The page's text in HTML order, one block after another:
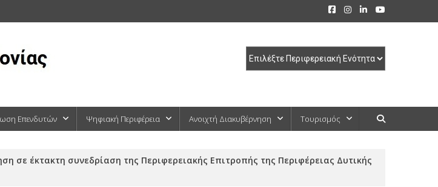
Επενδυτών Ψηφιακή Περιφέρεια Ανοιχτή Διακυβέρνηση Τουρισμός
σε έκτακτη συνεδρίαση της Περιφερειακής Επιτροπής της Περιφέρειας Δυτικής